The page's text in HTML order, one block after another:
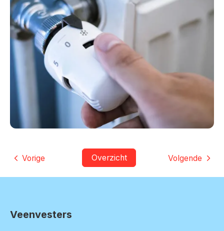
Volgende
Overzicht
Vorige
Contactinformatie
Veenvesters